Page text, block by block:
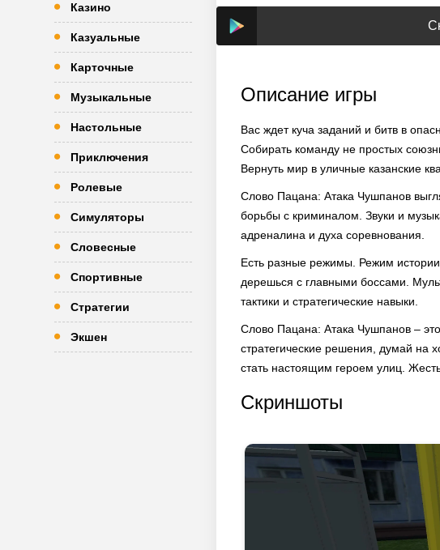
Казино
Казуальные
Карточные
Музыкальные
Настольные
Приключения
Ролевые
Симуляторы
Словесные
Спортивные
Стратегии
Экшен
Описание игры
Вас ждет куча заданий и битв в
Собирать команду не простых
Вернуть мир в уличные казанские
Слово Пацана: Атака Чушпанов
борьбы с криминалом. Звуки и
адреналина и духа соревнования.
Есть разные режимы. Режим
дерешься с главными боссами.
тактики и стратегические навыки.
Слово Пацана: Атака Чушпанов –
стратегические решения, думай на
стать настоящим героем улиц.
Скриншоты